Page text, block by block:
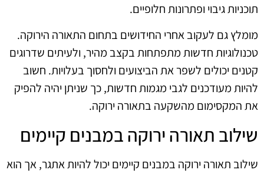
תוכניות גיבוי ופתרונות חלופיים.
מומלץ גם לעקוב אחרי החידושים בתחום התאורה הירוקה.
טכנולוגיות חדשות מתפתחות בקצב מהיר, ולעיתים שדרוגים
קטנים יכולים לשפר את הביצועים ולחסוך בעלויות. חשוב
להיות מעודכנים לגבי מגמות חדשות, כך שניתן יהיה להפיק
את המקסימום מהשקעה בתאורה ירוקה.
שילוב תאורה ירוקה במבנים קיימים
שילוב תאורה ירוקה במבנים קיימים יכול להיות אתגר, אך הוא